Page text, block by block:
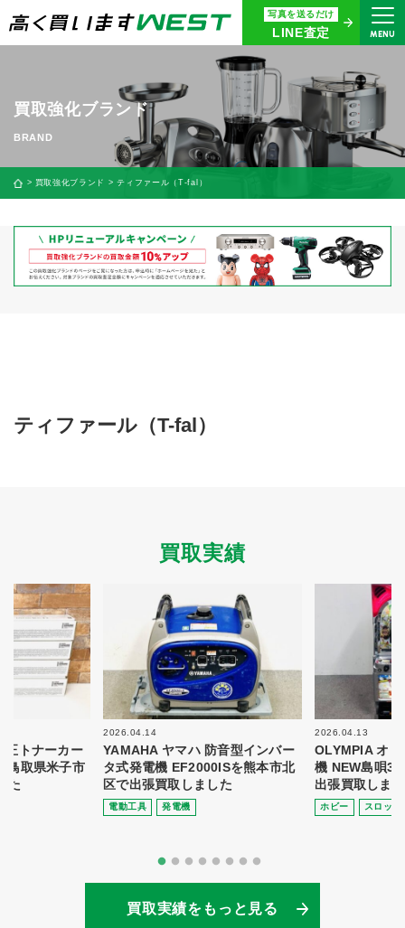
写真を送るだけ
LINE査定 MENU
まずはお気軽にお問い合わせ・
査定をご依頼ください
買取専用ダイヤル
0120-914-094
9:00〜18:30(年中無休)
24時間365日受付
買取に関する質問や相談もすぐにできて便利
簡単操作！LINE査定
新着情報
プライバシーポリシー
規約・同意書
本人確認書類アップロード
梱包
ガイド
法人の
お客様へ
買取強化ブランド
買取強化ブランド ティファール（T-fal）
ティファール（T-fal）
買取実績
トナーカー
鳥取県米子市
た
2026.04.14
YAMAHA ヤマハ 防音型インバー
タ式発電機 EF2000ISを熊本市北
区で出張買取しました
電動⼯具 発電機
2026.04.13
OLYMPIA オ
機 NEW島唄
出張買取しま
ホビー スロット
買取実績をもっと見る